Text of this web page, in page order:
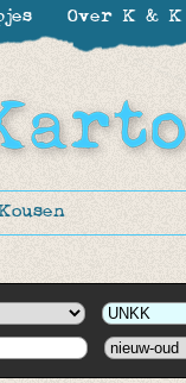
Over K & K